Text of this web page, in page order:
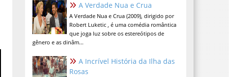
A Verdade Nua e Crua
A Verdade Nua e Crua (2009), dirigido por
Robert Luketic , é uma comédia romântica
que joga luz sobre os estereótipos de
gênero e as dinâm...
A Incrível História da Ilha das
Rosas